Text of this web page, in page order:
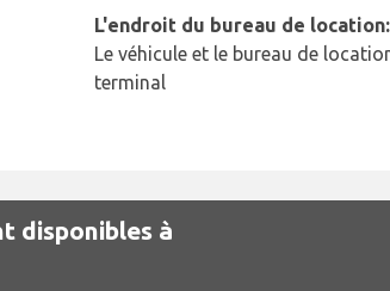
L'endroit du bureau de
Le véhicule et le bureau de
terminal
disponibles à